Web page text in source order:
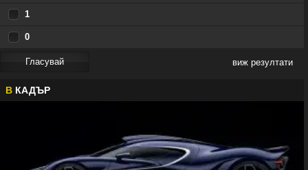
1
0
виж резултати
В КАДЪР